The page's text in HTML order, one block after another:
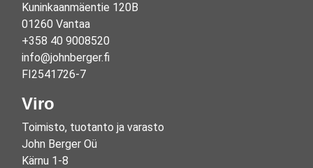
Kuninkaanmäentie 120B
01260 Vantaa
+358 40 9008520
info@johnberger.fi
FI2541726-7
Viro
Toimisto, tuotanto ja varasto
John Berger Oü
Kärnu 1-8